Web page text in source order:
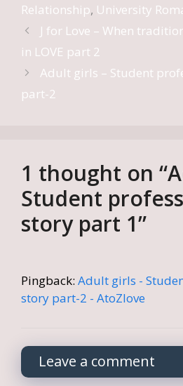
Relationship, University
J for Love – When
in LOVE part 2
Adult girls – Student
part-2
1 thought on
Student
story part 1”
Pingback: Adult girls -
story part-2 - AtoZlove
Leave a comment